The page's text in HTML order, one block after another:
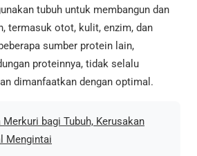
tubuh untuk membangun dan
termasuk otot, kulit, enzim, dan
sumber protein lain,
proteinnya, tidak selalu
dimanfaatkan dengan optimal.
Merkuri bagi Tubuh, Kerusakan
Mengintai